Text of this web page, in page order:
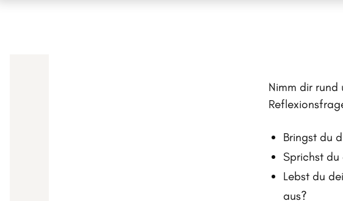
Nimm dir rund
Bringst du
Sprichst
Lebst du
aus?